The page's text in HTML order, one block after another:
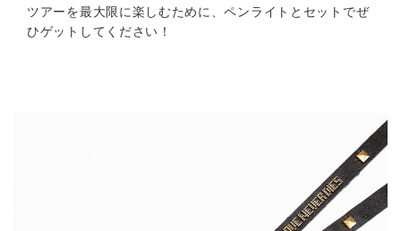
ツアーを最大限に楽しむために、ペンライトとセットでぜ
ひゲットしてください！